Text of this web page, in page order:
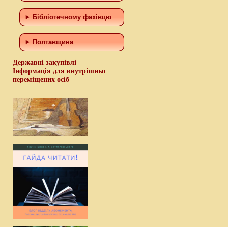
Бiблiотечному фахiвцю
Полтавщина
Державні закупівлі
Інформація для внутрішньо
переміщених осіб